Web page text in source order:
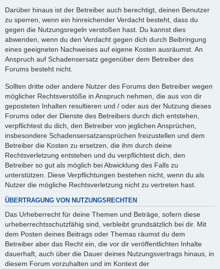
Darüber hinaus ist der Betreiber auch berechtigt, deinen Benutzer
zu sperren, wenn ein hinreichender Verdacht besteht, dass du
gegen die Nutzungsregeln verstoßen hast. Du kannst dies
abwenden, wenn du den Verdacht gegen dich durch Beibringung
eines geeigneten Nachweises auf eigene Kosten ausräumst. An
Anspruch auf Schadensersatz gegenüber dem Betreiber des
Forums besteht nicht.
Sollten dritte oder andere Nutzer des Forums den Betreiber wegen
möglicher Rechtsverstöße in Anspruch nehmen, die aus von dir
geposteten Inhalten resultieren und / oder aus der Nutzung dieses
Forums oder der Dienste des Betreibers durch dich entstehen,
verpflichtest du dich, den Betreiber von jeglichen Ansprüchen,
insbesondere Schadensersatzansprüchen freizustellen und dem
Betreiber die Kosten zu ersetzen, die ihm durch deine
Rechtsverletzung entstehen und du verpflichtest dich, den
Betreiber so gut als möglich bei Abwicklung des Falls zu
unterstützen. Diese Verpflichtungen bestehen nicht, wenn du als
Nutzer die mögliche Rechtsverletzung nicht zu vertreten hast.
ÜBERTRAGUNG VON NUTZUNGSRECHTEN
Das Urheberrecht für deine Themen und Beträge, sofern diese
urheberrechtsschutzfähig sind, verbleibt grundsätzlich bei dir. Mit
dem Posten deines Beitrags oder Themas räumst du dem
Betreiber aber das Recht ein, die vor dir veröffentlichten Inhalte
dauerhaft, auch über die Dauer deines Nutzungsvertrags hinaus, in
diesem Forum vorzuhalten und im Kontext der